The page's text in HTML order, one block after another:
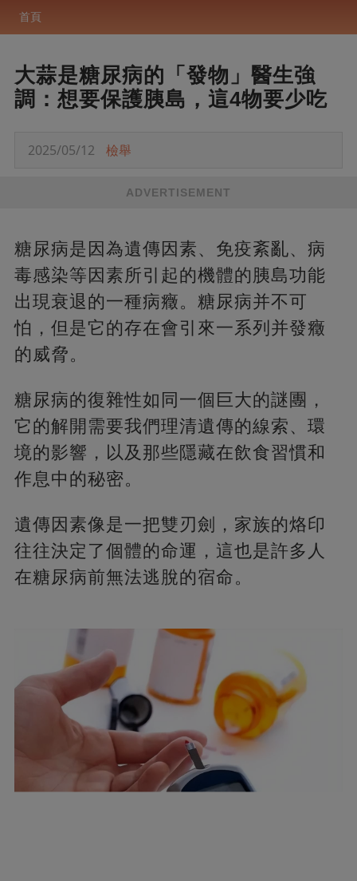
首頁
大蒜是糖尿病的「發物」醫生強
調：想要保護胰島，這4物要少吃
2025/05/12 檢舉
ADVERTISEMENT
糖尿病是因為遺傳因素、免疫紊亂、病
毒感染等因素所引起的機體的胰島功能
出現衰退的一種病癥。糖尿病并不可
怕，但是它的存在會引來一系列并發癥
的威脅。
糖尿病的復雜性如同一個巨大的謎團，
它的解開需要我們理清遺傳的線索、環
境的影響，以及那些隱藏在飲食習慣和
作息中的秘密。
遺傳因素像是一把雙刃劍，家族的烙印
往往決定了個體的命運，這也是許多人
在糖尿病前無法逃脫的宿命。